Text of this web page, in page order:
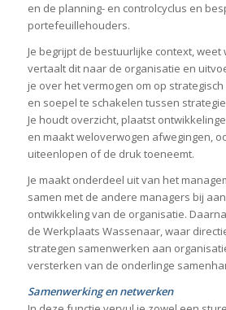
en de planning- en controlcyclus en
portefeuillehouders.
Je begrijpt de bestuurlijke context, weet
vertaalt dit naar de organisatie en
je over het vermogen om op
en soepel te schakelen tussen
Je houdt overzicht, plaatst
en maakt weloverwogen afwegingen,
uiteenlopen of de druk toeneemt.
Je maakt onderdeel uit van het
samen met de andere managers bij
ontwikkeling van de organisatie.
de Werkplaats Wassenaar, waar
strategen samenwerken aan
versterken van de onderlinge
Samenwerking en netwerken